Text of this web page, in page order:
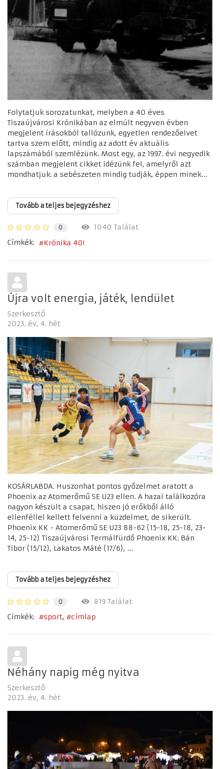
Folytatjuk sorozatunkat, melyben a 40 éves
Tiszaújvárosi Krónikában az elmúlt negyven évben
megjelent írásokból tallózunk, egyetlen rendezőelvet
tartva szem előtt, mindig az adott év aktuális
lapszámából szemlézünk. Most egy, az 1997. évi negyedik
számban megjelent cikket idézünk fel, amelyről azt
mondhatjuk: a sebészeten mindig tudják, éppen minek...
Tovább a teljes bejegyzéshez
0
1040 Találat
Címkék:
Krónika 40!
Újra volt energia, játék, lendület
Szerkesztő
2023. év 4. hét
KOSÁRLABDA. Huszonhat pontos győzelmet aratott a
Phoenix az Atomerőmű SE U23 ellen. A hazai találkozóra
nagyon készült a csapat, hiszen jó erőkből álló
ellenféllel kellett felvenni a küzdelmet, de sikerült.
Phoenix KK - Atomerőmű SE U23 88-62 (15-18, 25-18, 23-
14, 25-12) Tiszaújvárosi Termálfürdő Phoenix KK: Bán
Tibor (15/12), Lakatos Máté (17/6), ...
Tovább a teljes bejegyzéshez
0
819 Találat
Címkék:
sport címlap
Néhány napig még nyitva
Szerkesztő
2023. év 4. hét